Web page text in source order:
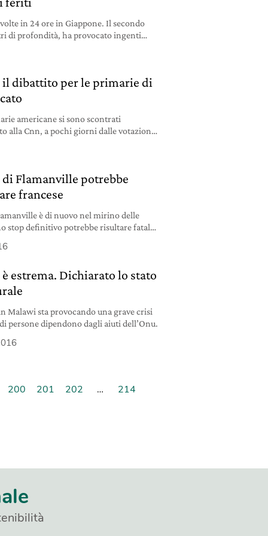
in 24 ore in Giappone. Il secondo
di profondità, ha provocato ingenti
il dibattito per le primarie di
americane si sono scontrati
alla Cnn, a pochi giorni dalle votazioni
Flamanville potrebbe
francese
è di nuovo nel mirino delle
stop definitivo potrebbe risultare fatale
estrema. Dichiarato lo stato
Malawi sta provocando una grave crisi
persone dipendono dagli aiuti dell’Onu.
200 201 202 … 214